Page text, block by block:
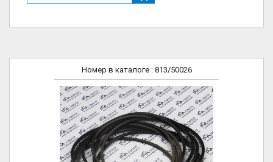
Номер в каталоге : 813/50026